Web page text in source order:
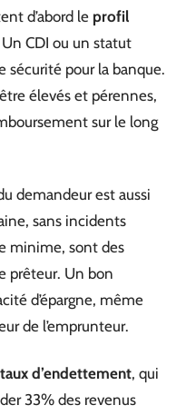
d’abord le profil
CDI ou un statut
sécurité pour la banque.
élevés et pérennes,
sur le long
demandeur est aussi
sans incidents
minime, sont des
prêteur. Un bon
d’épargne, même
de l’emprunteur.
taux d’endettement, qui
33% des revenus